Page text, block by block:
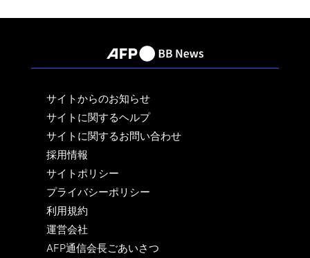
サイトからのお知らせ
サイトに関するヘルプ
サイトに関するお問い合わせ
採用情報
サイトポリシー
プライバシーポリシー
利用規約
運営会社
AFP通信会長ごあいさつ